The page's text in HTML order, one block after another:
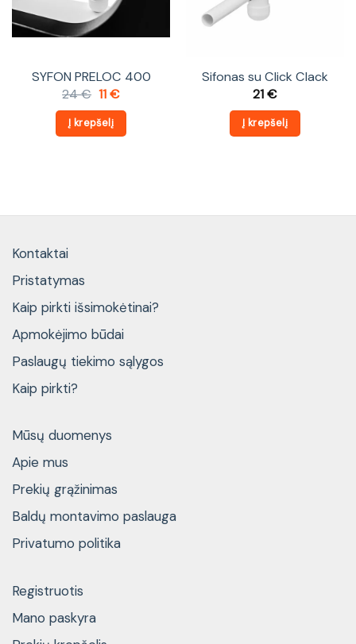
SYFON PRELOC 400
24€ Original
was:
24 €.
11€Current
is:
11 €.
Į krepšelį
Sifonas su Click Clack
21€
Į krepšelį
Kontaktai
Pristatymas
Kaip pirkti išsimokėtinai?
Apmokėjimo būdai
Paslaugų tiekimo sąlygos
Kaip pirkti?
Mūsų duomenys
Apie mus
Prekių grąžinimas
Baldų montavimo paslauga
Privatumo politika
Registruotis
Mano paskyra